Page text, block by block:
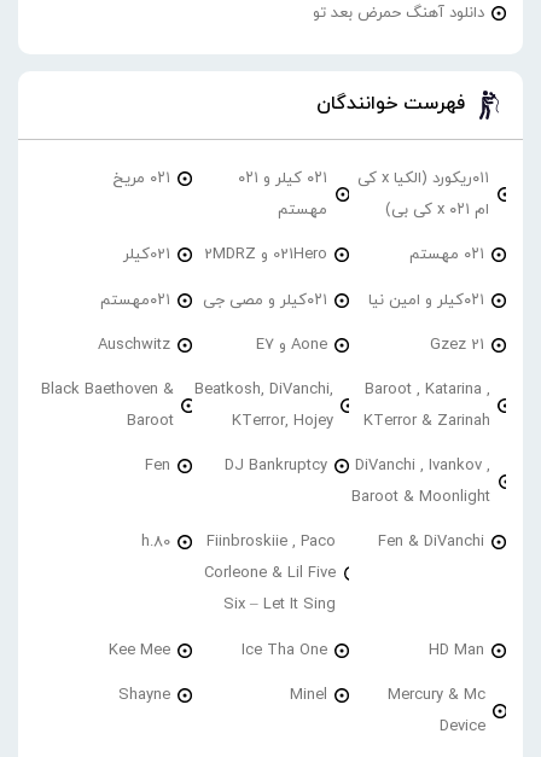
دانلود آهنگ حمرض بعد تو
فهرست خوانندگان
۰۱۱ریکورد (الکیا x کی
ام ۰۲۱ x کی بی)
۰۲۱ کیلر و ۰۲۱
مهستم
۰۲۱ مریخ
۰۲۱ مهستم 021Hero و 2MDRZ 021کیلر
۰۲۱کیلر و امین نیا ۰۲۱کیلر و مصی جی ۰۲۱مهستم
21 Gzez Aone و E7 Auschwitz
Baroot , Katarina ,
KTerror & Zarinah
Beatkosh, DiVanchi,
KTerror, Hojey
Black Baethoven &
Baroot
DiVanchi , Ivankov ,
Baroot & Moonlight
DJ Bankruptcy
Fen
Fen & DiVanchi
Fiinbroskiie , Paco
Corleone & Lil Five
Six – Let It Sing
h.80
HD Man
Ice Tha One
Kee Mee
Mercury & Mc
Device
Minel
Shayne